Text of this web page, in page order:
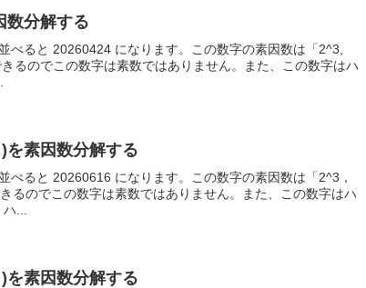
数分解する
べると 20260424 になります。この数字の素因数は「2^3,
るのでこの数字は素数ではありません。また、この数字はハ
を素因数分解する
べると 20260616 になります。この数字の素因数は「2^3，
るのでこの数字は素数ではありません。また、この数字はハ
...
を素因数分解する